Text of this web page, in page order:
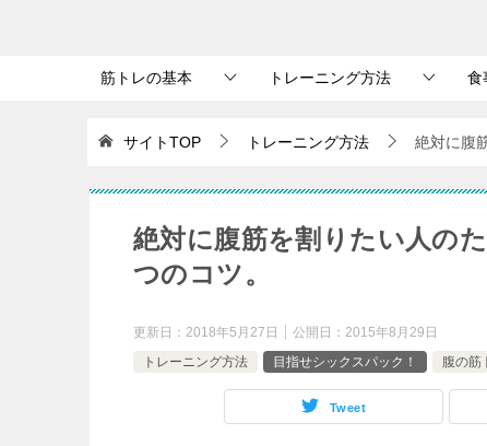
筋トレの基本 トレーニング方法 食
サイトTOP トレーニング方法 絶対に腹
絶対に腹筋を割りたい人の
つのコツ。
更新日： 2018年5月27日 公開日： 2015年8月29日
トレーニング方法
目指せシックスパック！ 腹の筋
Tweet